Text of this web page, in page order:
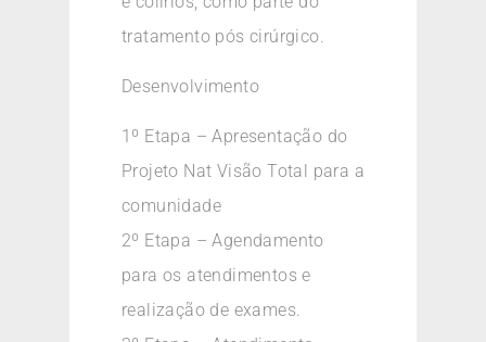
tratamento pós cirúrgico.
Desenvolvimento
1º Etapa – Apresentação do
Projeto Nat Visão Total para a
comunidade
2º Etapa – Agendamento
para os atendimentos e
realização de exames.